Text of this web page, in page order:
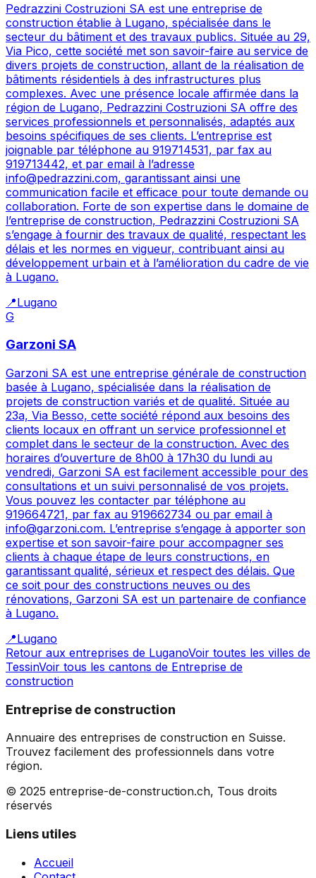
Pedrazzini Costruzioni SA est une entreprise de
construction établie à Lugano, spécialisée dans le
secteur du bâtiment et des travaux publics. Située au 29,
Via Pico, cette société met son savoir-faire au service de
divers projets de construction, allant de la réalisation de
bâtiments résidentiels à des infrastructures plus
complexes. Avec une présence locale affirmée dans la
région de Lugano, Pedrazzini Costruzioni SA offre des
services professionnels et personnalisés, adaptés aux
besoins spécifiques de ses clients. L’entreprise est
joignable par téléphone au 919714531, par fax au
919713442, et par email à l’adresse
info@pedrazzini.com, garantissant ainsi une
communication facile et efficace pour toute demande ou
collaboration. Forte de son expertise dans le domaine de
l’entreprise de construction, Pedrazzini Costruzioni SA
s’engage à fournir des travaux de qualité, respectant les
délais et les normes en vigueur, contribuant ainsi au
développement urbain et à l’amélioration du cadre de vie
à Lugano.
📍Lugano
G
Garzoni SA
Garzoni SA est une entreprise générale de construction
basée à Lugano, spécialisée dans la réalisation de
projets de construction variés et de qualité. Située au
23a, Via Besso, cette société répond aux besoins des
clients locaux en offrant un service professionnel et
complet dans le secteur de la construction. Avec des
horaires d’ouverture de 8h00 à 17h30 du lundi au
vendredi, Garzoni SA est facilement accessible pour des
consultations et un suivi personnalisé de vos projets.
Vous pouvez les contacter par téléphone au
919664721, par fax au 919662734 ou par email à
info@garzoni.com. L’entreprise s’engage à apporter son
expertise et son savoir-faire pour accompagner ses
clients à chaque étape de leurs constructions, en
garantissant qualité, sérieux et respect des délais. Que
ce soit pour des constructions neuves ou des
rénovations, Garzoni SA est un partenaire de confiance
à Lugano.
📍Lugano
Retour aux entreprises de LuganoVoir toutes les villes de
TessinVoir tous les cantons de Entreprise de
construction
Entreprise de construction
Annuaire des entreprises de construction en Suisse.
Trouvez facilement des professionnels dans votre
région.
© 2025 entreprise-de-construction.ch, Tous droits
réservés
Liens utiles
Accueil